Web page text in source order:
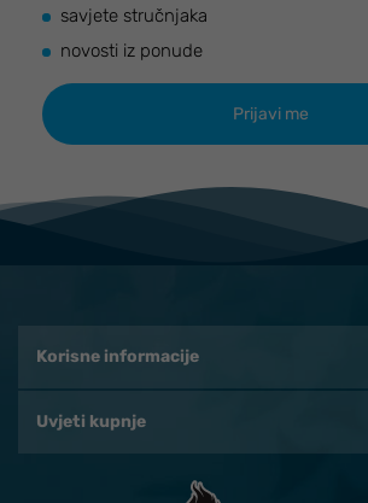
savjete stručnjaka
novosti iz ponude
Korisne informacije
Uvjeti kupnje